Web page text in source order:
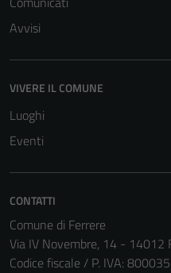
Avvisi
VIVERE IL COMUNE
Luoghi
Eventi
CONTATTI
Comune di Ferrere
Via IV Novembre, 14 - 14012
Codice fiscale / P. IVA: